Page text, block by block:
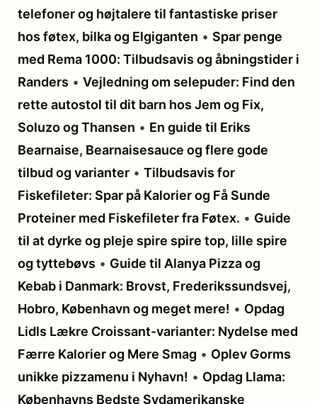
telefoner og højtalere til fantastiske priser
hos føtex, bilka og Elgiganten • Spar penge
med Rema 1000: Tilbudsavis og åbningstider i
Randers • Vejledning om selepuder: Find den
rette autostol til dit barn hos Jem og Fix,
Soluzo og Thansen • En guide til Eriks
Bearnaise, Bearnaisesauce og flere gode
tilbud og varianter • Tilbudsavis for
Fiskefileter: Spar på Kalorier og Få Sunde
Proteiner med Fiskefileter fra Føtex. • Guide
til at dyrke og pleje spire spire top, lille spire
og tyttebøvs • Guide til Alanya Pizza og
Kebab i Danmark: Brovst, Frederikssundsvej,
Hobro, København og meget mere! • Opdag
Lidls Lækre Croissant-varianter: Nydelse med
Færre Kalorier og Mere Smag • Oplev Gorms
unikke pizzamenu i Nyhavn! • Opdag Llama:
Københavns Bedste Sydamerikanske